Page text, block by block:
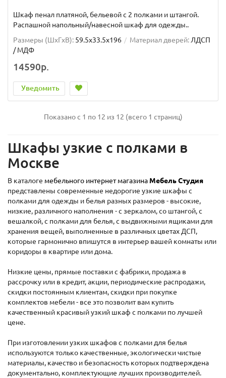
Шкаф пенал платяной, бельевой с 2 полками и штангой.
Распашной напольный/навесной шкаф для одежды..
Размеры (ШxГxВ): 59.5x33.5x196 Материал дверей: ЛДСП
/ МДФ
14590р.
Уведомить
Показано с 1 по 12 из 12 (всего 1 страниц)
Шкафы узкие с полками в
Москве
В каталоге мебельного интернет магазина Мебель Студия
представлены современные недорогие узкие шкафы с
полками для одежды и белья разных размеров - высокие,
низкие, различного наполнения - с зеркалом, со штангой, с
вешалкой, с полками для белья, с выдвижными ящиками для
хранения вещей, выполненные в различных цветах ДСП,
которые гармонично впишутся в интерьер вашей комнаты или
коридоры в квартире или дома.
Низкие цены, прямые поставки с фабрики, продажа в
рассрочку или в кредит, акции, периодические распродажи,
скидки постоянным клиентам, скидки при покупке
комплектов мебели - все это позволит вам купить
качественный красивый узкий шкаф с полками по лучшей
цене.
При изготовлении узких шкафов с полками для белья
используются только качественные, экологически чистые
материалы, качество и безопасность которых подтверждена
документально, комплектующие лучших производителей.